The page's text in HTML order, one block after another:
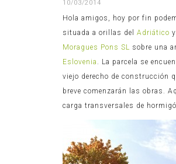
10/03/2014
Hola amigos, hoy por fin
situada a orillas delAdriático
Moragues Pons SL sobre una
Eslovenia . La parcela se
viejo derecho de construcción
breve comenzarán las obras.
carga transversales de